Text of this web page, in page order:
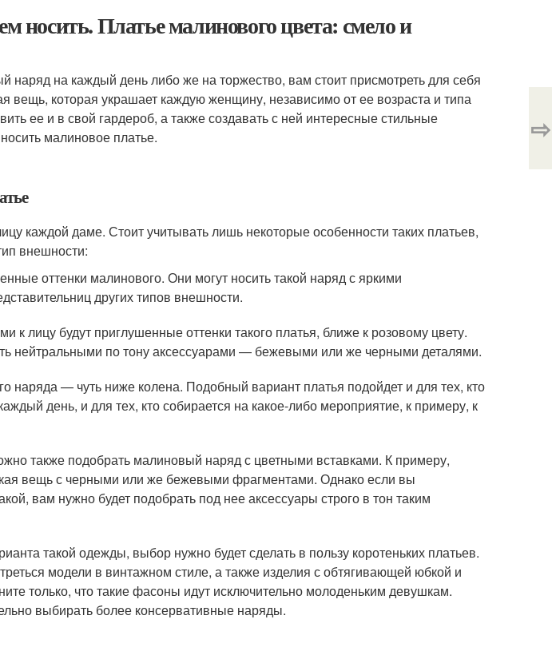
носить. Платье малинового цвета: смело и
наряд на каждый день либо же на торжество, вам стоит присмотреть для себя
вещь, которая украшает каждую женщину, независимо от ее возраста и типа
ее и в свой гардероб, а также создавать с ней интересные стильные
малиновое платье.
каждой даме. Стоит учитывать лишь некоторые особенности таких платьев,
внешности:
оттенки малинового. Они могут носить такой наряд с яркими
других типов внешности.
к лицу будут приглушенные оттенки такого платья, ближе к розовому цвету.
нейтральными по тону аксессуарами — бежевыми или же черными деталями.
наряда — чуть ниже колена. Подобный вариант платья подойдет и для тех, кто
день, и для тех, кто собирается на какое-либо мероприятие, к примеру, к
также подобрать малиновый наряд с цветными вставками. К примеру,
вещь с черными или же бежевыми фрагментами. Однако если вы
вам нужно будет подобрать под нее аксессуары строго в тон таким
такой одежды, выбор нужно будет сделать в пользу коротеньких платьев.
модели в винтажном стиле, а также изделия с обтягивающей юбкой и
только, что такие фасоны идут исключительно молоденьким девушкам.
выбирать более консервативные наряды.
⇨